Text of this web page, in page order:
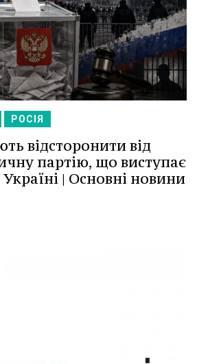
РОСІЯ
відсторонити від
партію, що виступає
| Основні новини